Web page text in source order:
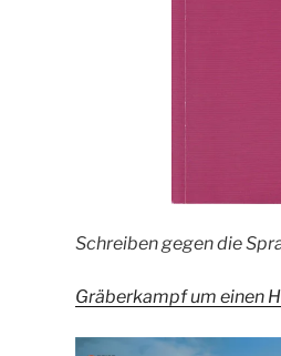
Schreiben gegen die
Gräberkampf um einen